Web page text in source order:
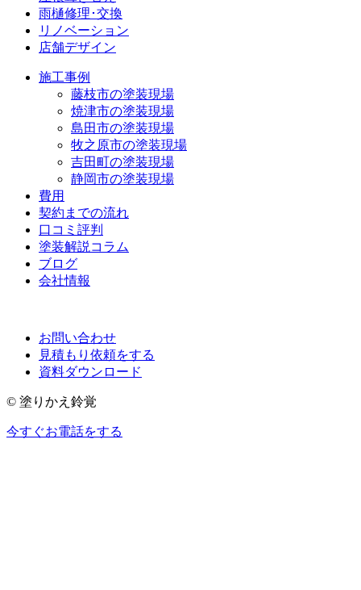
雨樋修理･交換
リノベーション
店舗デザイン
施工事例
藤枝市の塗装現場
焼津市の塗装現場
島田市の塗装現場
牧之原市の塗装現場
吉田町の塗装現場
静岡市の塗装現場
費用
契約までの流れ
口コミ評判
塗装解説コラム
ブログ
会社情報
お問い合わせ
見積もり依頼をする
資料ダウンロード
© 塗りかえ鈴覚
今すぐお電話をする